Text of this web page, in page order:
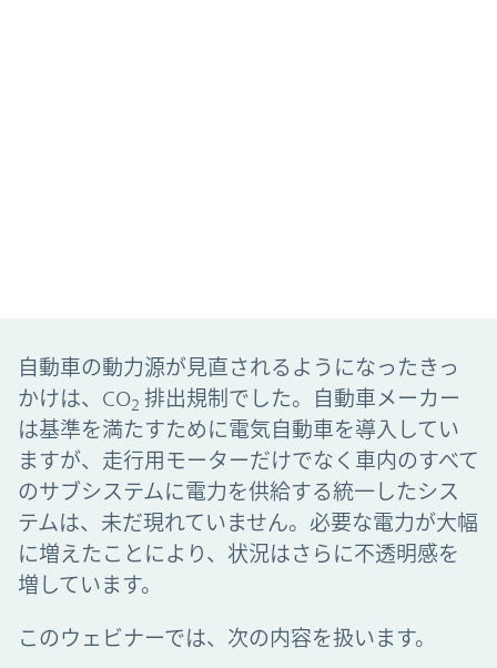
自動車の動力源が見直されるようになったきっ
かけは、CO2 排出規制でした。自動車メーカー
は基準を満たすために電気自動車を導入してい
ますが、走行用モーターだけでなく車内のすべて
のサブシステムに電力を供給する統一したシス
テムは、未だ現れていません。必要な電力が大幅
に増えたことにより、状況はさらに不透明感を
増しています。
このウェビナーでは、次の内容を扱います。